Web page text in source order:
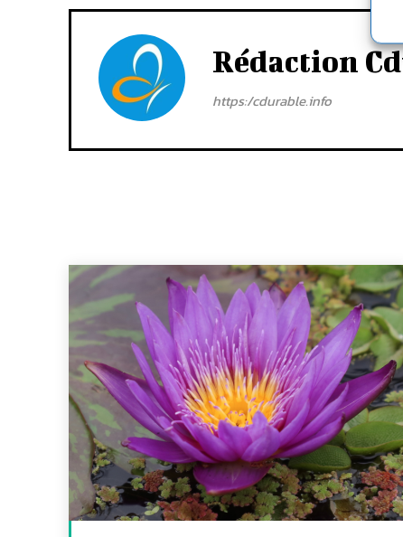
Rédaction
https:/cdurable.info